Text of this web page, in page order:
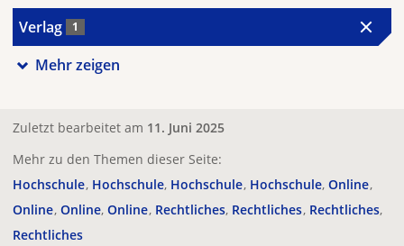
Verlag 1
Mehr zeigen
Zuletzt bearbeitet am 11. Juni 2025
Mehr zu den Themen dieser Seite:
Hochschule Hochschule Hochschule Hochschule Online
Online Online Online Rechtliches Rechtliches Rechtliches
Rechtliches